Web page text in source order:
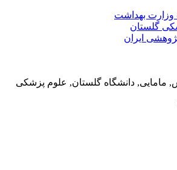
بهداشت
گلستان
ایران
دانشگاه گلستان, علوم پزشکی